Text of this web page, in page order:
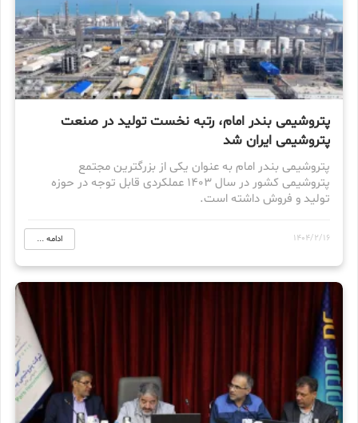
پتروشیمی بندر امام، رتبه نخست تولید در صنعت
پتروشیمی ایران شد
پتروشیمی بندر امام به عنوان یکی از بزرگترین مجتمع
پتروشیمی کشور در سال ۱۴۰۳ عملکردی قابل توجه در حوزه
تولید و فروش داشته است.
1404/2/16 ادامه ...